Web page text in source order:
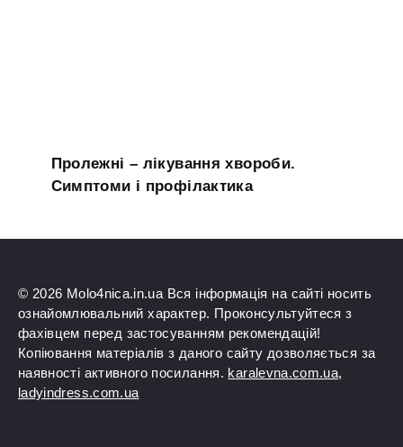
Пролежні – лікування хвороби.
Симптоми і профілактика
© 2026 Molo4nica.in.ua Вся інформація на сайті носить
ознайомлювальний характер. Проконсультуйтеся з
фахівцем перед застосуванням рекомендацій!
Копіювання матеріалів з даного сайту дозволяється за
наявності активного посилання. karalevna.com.ua,
ladyindress.com.ua